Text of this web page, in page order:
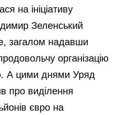
на ініціативу
Зеленський
загалом надавши
організацію
А цими днями Уряд
про виділення
євро на